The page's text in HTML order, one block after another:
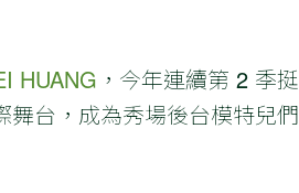
HUANG ，今年連續第 2 季挺
台，成為秀場後台模特兒們